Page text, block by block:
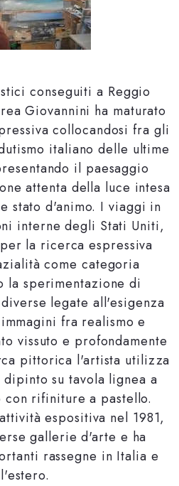
conseguiti a Reggio
Giovannini ha maturato
collocandosi fra gli
italiano delle ultime
il paesaggio
attenta della luce intesa
stato d'animo. I viaggi in
interne degli Stati Uniti,
la ricerca espressiva
come categoria
la sperimentazione di
legate all'esigenza
fra realismo e
vissuto e profondamente
pittorica l'artista utilizza
su tavola lignea a
rifiniture a pastello.
espositiva nel 1981,
gallerie d'arte e ha
rassegne in Italia e